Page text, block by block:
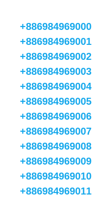
+886984969000
+886984969001
+886984969002
+886984969003
+886984969004
+886984969005
+886984969006
+886984969007
+886984969008
+886984969009
+886984969010
+886984969011